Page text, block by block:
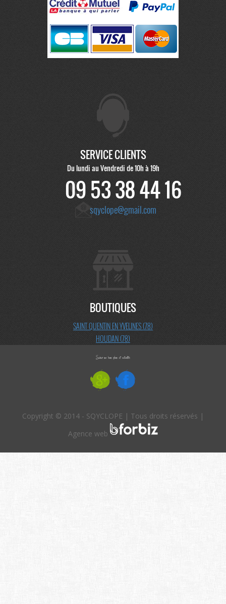
SERVICE CLIENTS
Du lundi au Vendredi de 10h à 19h
09 53 38 44 16
sqyclope@gmail.com
BOUTIQUES
SAINT QUENTIN EN YVELINES (78)
HOUDAN (78)
Copyright © 2014 - SQYCLOPE | Tous droits réservés |
Agence web